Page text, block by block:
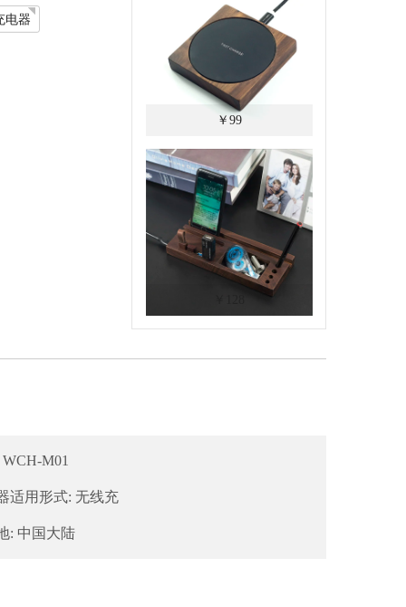
电器
￥99
M01
适用形式: 无线充
: 中国大陆